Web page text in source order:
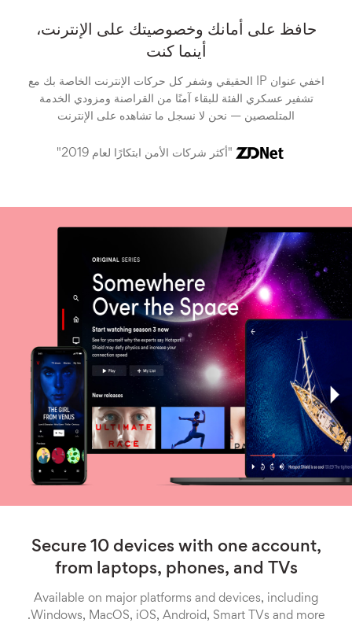
حافظ على أمانك وخصوصيتك على الإنترنت،
أينما كنت
اخفي عنوان IP الحقيقي وشفر كل حركات الإنترنت الخاصة بك مع
تشفير عسكري الفئة للبقاء آمنًا من القراصنة ومزودي الخدمة
المتلصصين — نحن لا نسجل ما تشاهده على الإنترنت
"أكثر شركات الأمن ابتكارًا لعام 2019"
Secure 10 devices with one account,
from laptops, phones, and TVs
Available on major platforms and devices, including
Windows, MacOS, iOS, Android, Smart TVs and more.